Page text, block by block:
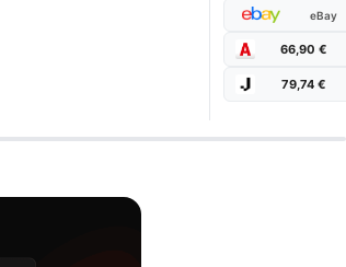
eBay
66,90 €
79,74 €